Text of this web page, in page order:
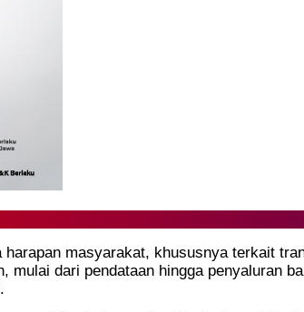
masyarakat, khususnya terkait
mulai dari pendataan hingga penyaluran